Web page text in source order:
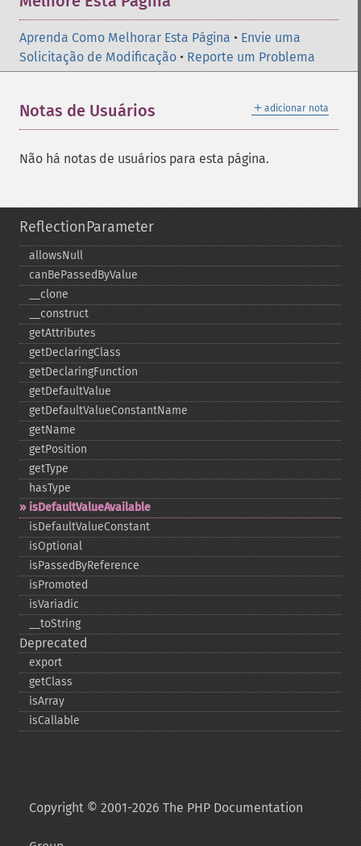
Aprenda Como Melhorar Esta Página • Envie uma
Solicitação de Modificação • Reporte um Problema
＋ adicionar nota
Notas de Usuários
Não há notas de usuários para esta página.
ReflectionParameter
allowsNull
canBePassedByValue
_​_​clone
_​_​construct
getAttributes
getDeclaringClass
getDeclaringFunction
getDefaultValue
getDefaultValueConstantName
getName
getPosition
getType
hasType
isDefaultValueAvailable
isDefaultValueConstant
isOptional
isPassedByReference
isPromoted
isVariadic
_​_​toString
Deprecated
export
getClass
isArray
isCallable
Copyright © 2001-2026 The PHP Documentation